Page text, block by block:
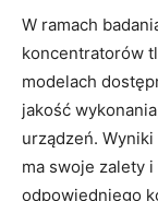
W ramach
koncentratorów
modelach
jakość
urządzeń. Wyniki
ma swoje zalety
odpowiedniego